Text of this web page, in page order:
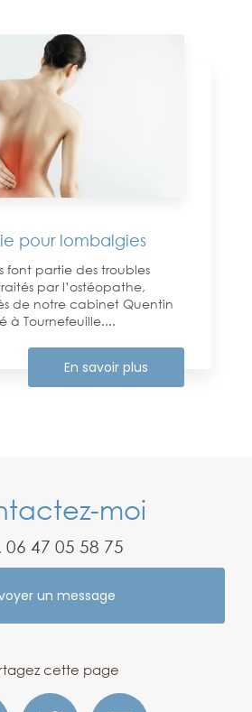
pour lombalgies
font partie des troubles
par l’ostéopathe,
de notre cabinet Quentin
à Tournefeuille....
En savoir plus
moi
06 47 05 58 75
un message
cette page
Facebook Twitter